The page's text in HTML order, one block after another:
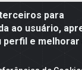
para
ao usuário,
perfil e melhorar
Conego Luiz W